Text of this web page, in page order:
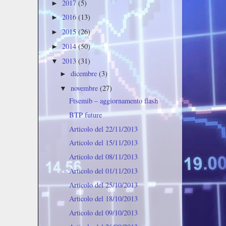
► 2017 (5)
►2016 (13)
►2015(26)
► 2014(50)
▼ 2013 (31)
►dicembre(3)
▼novembre(27)
Ftsemib – aggiornamento flash
BTP future
Articolo del 22/11/2013
Articolo del 15/11/2013
Articolo del 08/11/2013
Articolo del 01/11/2013
Articolo del 25/10/2013
Articolo del 18/10/2013
Articolo del 09/10/2013